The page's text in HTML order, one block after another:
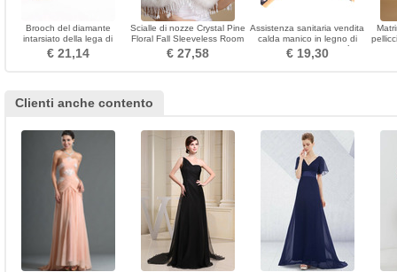
Brooch del diamante
intarsiato della lega di
cristallo della lega di modo
del corsage
€ 21,14
Scialle di nozze Crystal Pine
Floral Fall Sleeveless Room
€ 27,58
Assistenza sanitaria vendita
calda manico in legno di
plastica di alta qualità
piccolo specchio
€ 19,30
Clienti anche contento